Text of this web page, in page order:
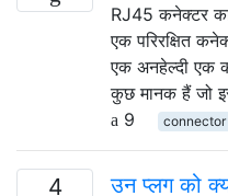
RJ45 कनेक्टर
एक परिरक्षित
एक अनहेल्दी एक
कुछ मानक हैं जो
9
connector
4
उन प्लग को